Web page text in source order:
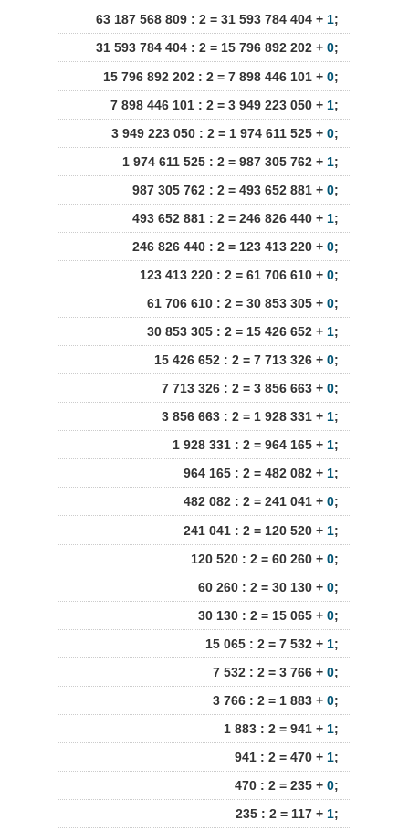
63 187 568 809 : 2 = 31 593 784 404 + 1;
31 593 784 404 : 2 = 15 796 892 202 + 0;
15 796 892 202 : 2 = 7 898 446 101 + 0;
7 898 446 101 : 2 = 3 949 223 050 + 1;
3 949 223 050 : 2 = 1 974 611 525 + 0;
1 974 611 525 : 2 = 987 305 762 + 1;
987 305 762 : 2 = 493 652 881 + 0;
493 652 881 : 2 = 246 826 440 + 1;
246 826 440 : 2 = 123 413 220 + 0;
123 413 220 : 2 = 61 706 610 + 0;
61 706 610 : 2 = 30 853 305 + 0;
30 853 305 : 2 = 15 426 652 + 1;
15 426 652 : 2 = 7 713 326 + 0;
7 713 326 : 2 = 3 856 663 + 0;
3 856 663 : 2 = 1 928 331 + 1;
1 928 331 : 2 = 964 165 + 1;
964 165 : 2 = 482 082 + 1;
482 082 : 2 = 241 041 + 0;
241 041 : 2 = 120 520 + 1;
120 520 : 2 = 60 260 + 0;
60 260 : 2 = 30 130 + 0;
30 130 : 2 = 15 065 + 0;
15 065 : 2 = 7 532 + 1;
7 532 : 2 = 3 766 + 0;
3 766 : 2 = 1 883 + 0;
1 883 : 2 = 941 + 1;
941 : 2 = 470 + 1;
470 : 2 = 235 + 0;
235 : 2 = 117 + 1;